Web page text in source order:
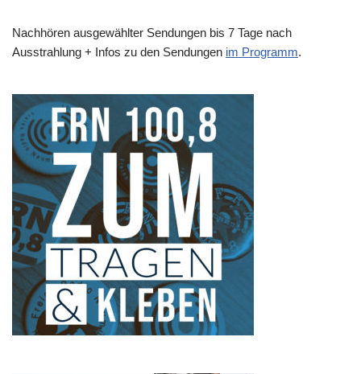
Nachhören ausgewählter Sendungen bis 7 Tage nach
Ausstrahlung + Infos zu den Sendungen im Programm.